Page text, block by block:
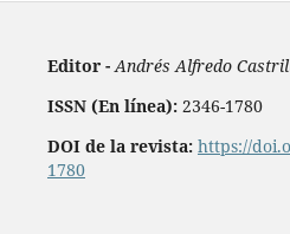
Editor - Andrés Alfredo
ISSN (En línea): 2346-1780
DOI de la revista: https://
1780